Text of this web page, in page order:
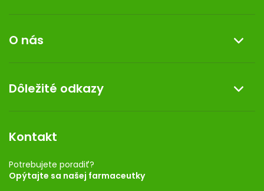
Reklamácia a vrátenie tovaru
Doprava a platba
Darček k nákupu
O nás
Kontakt
Dermocentrum
Dôležité odkazy
Rozhodnutie na prevádzku
Registrácia
Ponuka pre firmy
Kontakt
Potrebujete poradiť?
Opýtajte sa našej farmaceutky